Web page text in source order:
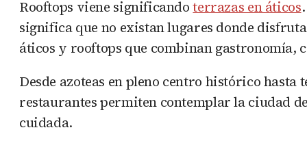
Rooftops viene significandoterrazas en áticos
significa que no existan lugares donde
áticos y rooftops que combinan gastronomía,
Desde azoteas en pleno centro histórico
restaurantes permiten contemplar la ciudad
cuidada.